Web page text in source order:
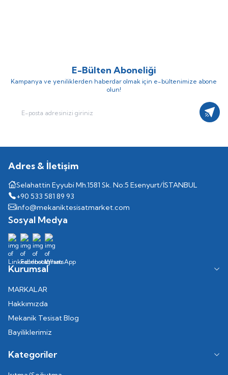
E-Bülten Aboneliği
Kampanya ve yeniliklerden haberdar olmak için e-bültenimize abone
olun!
Adres & İletişim
Selahattin Eyyubi Mh.1581 Sk. No:5 Esenyurt/İSTANBUL
+90 533 581 89 93
info@mekaniktesisatmarket.com
Sosyal Medya
Kurumsal
MARKALAR
Hakkımızda
Mekanik Tesisat Blog
Bayiliklerimiz
Kategoriler